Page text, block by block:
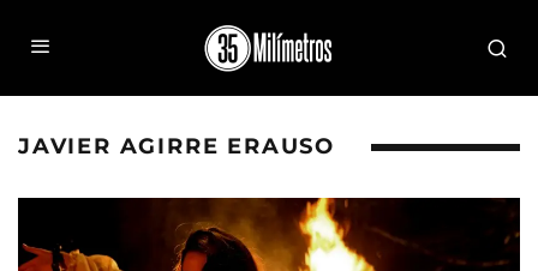
JAVIER AGIRRE ERAUSO